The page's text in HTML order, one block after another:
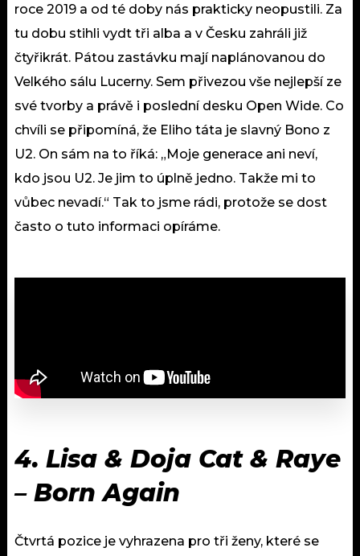
roce 2019 a od té doby nás prakticky neopustili. Za
tu dobu stihli vydt tři alba a v Česku zahráli již
čtyřikrát. Pátou zastávku mají naplánovanou do
Velkého sálu Lucerny. Sem přivezou vše nejlepší ze
své tvorby a právě i poslední desku Open Wide. Co
chvíli se připomíná, že Eliho táta je slavný Bono z
U2. On sám na to říká: „Moje generace ani neví,
kdo jsou U2. Je jim to úplně jedno. Takže mi to
vůbec nevadí.“ Tak to jsme rádi, protože se dost
často o tuto informaci opíráme.
4. Lisa & Doja Cat & Raye
– Born Again
Čtvrtá pozice je vyhrazena pro tři ženy, které se